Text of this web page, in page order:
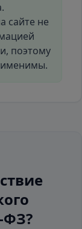
сайте не
поэтому